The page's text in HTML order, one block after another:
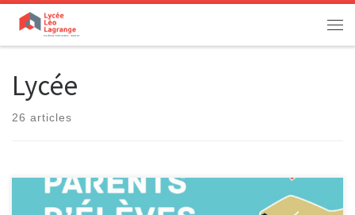
Passer au contenu
Lycée
26 articles